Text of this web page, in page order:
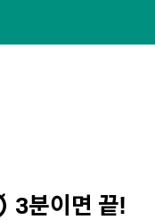
3분이면 끝!